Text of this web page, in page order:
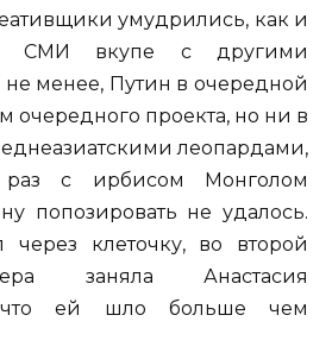
умудрились, как и
СМИ вкупе с другими
менее, Путин в очередной
очередного проекта, но ни в
леопардами,
с ирбисом Монголом
попозировать не удалось.
клеточку, во второй
заняла Анастасия
что ей шло больше чем